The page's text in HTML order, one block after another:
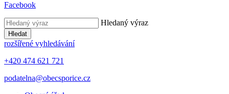
Facebook
Hledaný výraz
Hledat
rozšířené vyhledávání
+420 474 621 721
podatelna@obecsporice.cz